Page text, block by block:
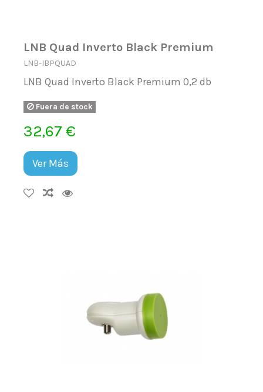
LNB Quad Inverto Black Premium
LNB-IBPQUAD
LNB Quad Inverto Black Premium 0,2 db
Fuera de stock
32,67 €
Ver Más